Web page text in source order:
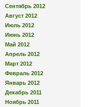
Сентябрь 2012
Август 2012
Июль 2012
Июнь 2012
Май 2012
Апрель 2012
Март 2012
Февраль 2012
Январь 2012
Декабрь 2011
Ноябрь 2011